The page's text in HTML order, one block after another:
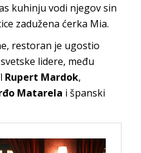
kuhinju vodi njegov sin
zadužena ćerka Mia.
restoran je ugostio
lidere, među
Rupert Mardok,
Matarela i španski